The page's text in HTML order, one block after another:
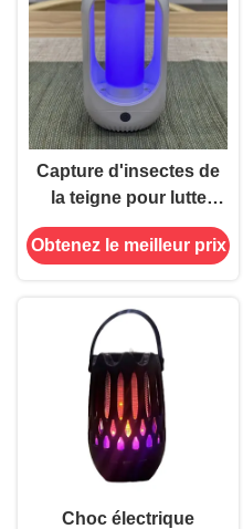
nuit
Capture d'insectes de
la teigne pour lutte
contre les ravageurs
à l'intérieur
Obtenez le meilleur prix
Choc électrique